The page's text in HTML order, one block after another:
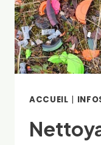
ACCUEIL |